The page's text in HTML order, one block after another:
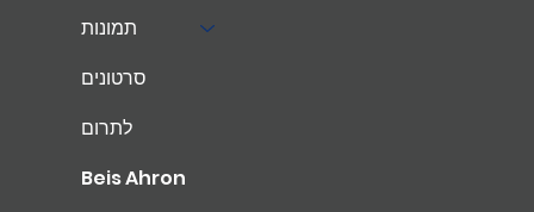
תמונות
סרטונים
לתרום
Beis Ahron